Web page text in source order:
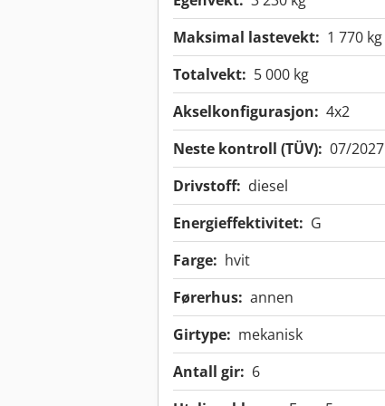
Maksimal lastevekt: 1 770 kg
Totalvekt: 5 000 kg
Akselkonfigurasjon: 4x2
Neste kontroll (TÜV): 07/2027
Drivstoff: diesel
Energieffektivitet: G
Farge: hvit
Førerhus: annen
Girtype: mekanisk
Antall gir: 6